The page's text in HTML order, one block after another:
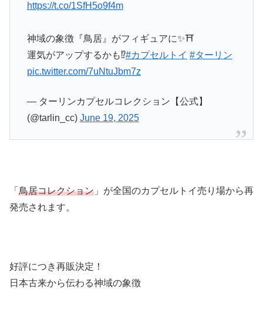
https://t.co/1SfH5o9f4m
神域の象徴『鳥居』がフィギュアに✨⛩️
運気がアップするかも⁉️#カプセルトイ #ターリン
pic.twitter.com/7uNtuJbm7z
— ターリンカプセルコレクション【公式】
(@tarlin_cc) June 19, 2025
「 鳥居コレクション 」が全国のカプセルトイ売り場から再
発売されます。
好評につき再販決定！
日本古来から伝わる神域の象徴